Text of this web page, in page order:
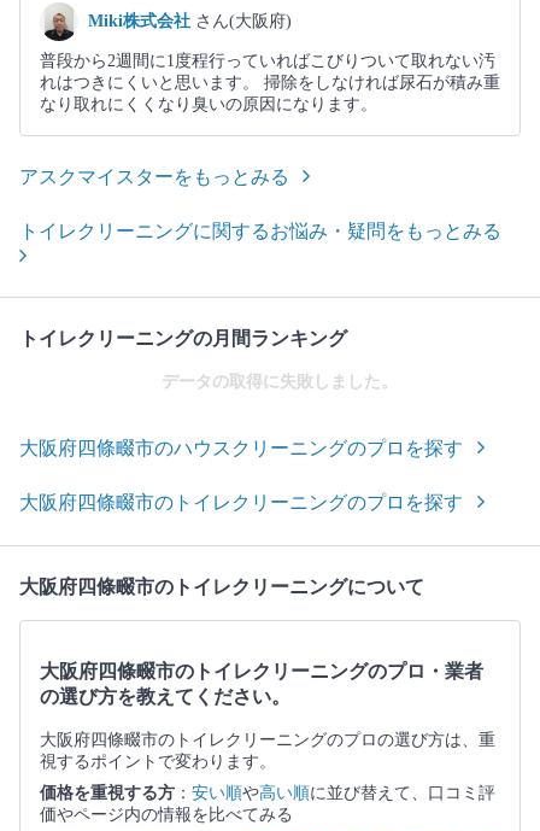
Miki株式会社 さん(大阪府)
普段から2週間に1度程行っていればこびりついて取れない汚
れはつきにくいと思います。 掃除をしなければ尿石が積み重
なり取れにくくなり臭いの原因になります。
アスクマイスターをもっとみる
トイレクリーニングに関するお悩み・疑問をもっとみる
トイレクリーニングの月間ランキング
データの取得に失敗しました。
大阪府四條畷市のハウスクリーニングのプロを探す
大阪府四條畷市のトイレクリーニングのプロを探す
大阪府四條畷市のトイレクリーニングについて
大阪府四條畷市のトイレクリーニングのプロ・業者
の選び方を教えてください。
大阪府四條畷市のトイレクリーニングのプロの選び方は、重
視するポイントで変わります。
価格を重視する方 ： 安い順や高い順に並び替えて、口コミ評
価やページ内の情報を比べてみる